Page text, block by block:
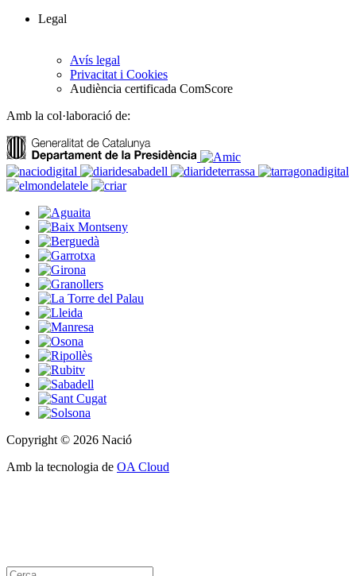
Legal
Avís legal
Privacitat i Cookies
Audiència certificada ComScore
Amb la col·laboració de:
Copyright © 2026 Nació
Amb la tecnologia de OA Cloud